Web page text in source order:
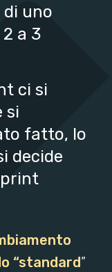
di uno
a 3
ci si
si
fatto, lo
decide
“standard”